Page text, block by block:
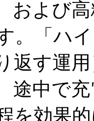
および
。「ハ
返す運
途中で
を効果